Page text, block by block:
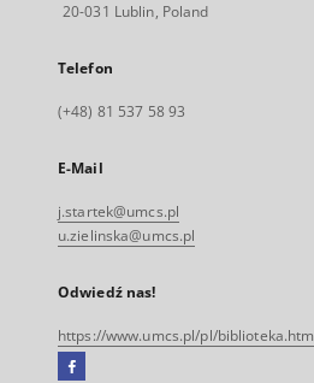
20-031 Lublin, Poland
Telefon
(+48) 81 537 58 93
E-Mail
j.startek@umcs.pl
u.zielinska@umcs.pl
Odwiedź nas!
https://www.umcs.pl/pl/biblioteka.htm
Facebook